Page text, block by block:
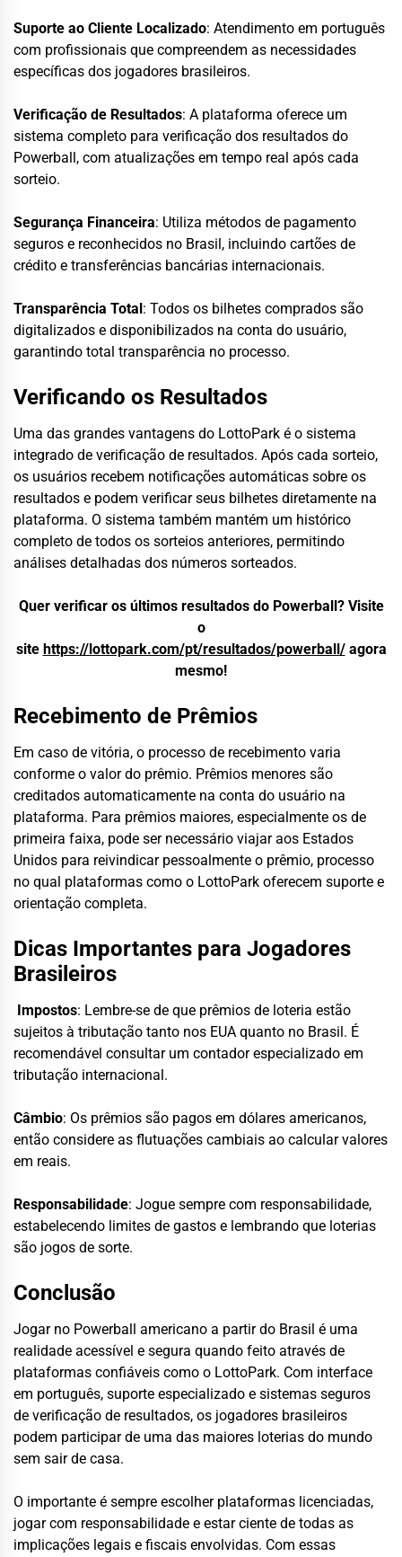
Suporte ao Cliente Localizado: Atendimento em português
com profissionais que compreendem as necessidades
específicas dos jogadores brasileiros.
Verificação de Resultados: A plataforma oferece um
sistema completo para verificação dos resultados do
Powerball, com atualizações em tempo real após cada
sorteio.
Segurança Financeira: Utiliza métodos de pagamento
seguros e reconhecidos no Brasil, incluindo cartões de
crédito e transferências bancárias internacionais.
Transparência Total : Todos os bilhetes comprados são
digitalizados e disponibilizados na conta do usuário,
garantindo total transparência no processo.
Verificando os Resultados
Uma das grandes vantagens do LottoPark é o sistema
integrado de verificação de resultados. Após cada sorteio,
os usuários recebem notificações automáticas sobre os
resultados e podem verificar seus bilhetes diretamente na
plataforma. O sistema também mantém um histórico
completo de todos os sorteios anteriores, permitindo
análises detalhadas dos números sorteados.
Quer verificar os últimos resultados do Powerball? Visite
o
site https://lottopark.com/pt/resultados/powerball/agora
mesmo!
Recebimento de Prêmios
Em caso de vitória, o processo de recebimento varia
conforme o valor do prêmio. Prêmios menores são
creditados automaticamente na conta do usuário na
plataforma. Para prêmios maiores, especialmente os de
primeira faixa, pode ser necessário viajar aos Estados
Unidos para reivindicar pessoalmente o prêmio, processo
no qual plataformas como o LottoPark oferecem suporte e
orientação completa.
Dicas Importantes para Jogadores
Brasileiros
Impostos: Lembre-se de que prêmios de loteria estão
sujeitos à tributação tanto nos EUA quanto no Brasil. É
recomendável consultar um contador especializado em
tributação internacional.
Câmbio: Os prêmios são pagos em dólares americanos,
então considere as flutuações cambiais ao calcular valores
em reais.
Responsabilidade: Jogue sempre com responsabilidade,
estabelecendo limites de gastos e lembrando que loterias
são jogos de sorte.
Conclusão
Jogar no Powerball americano a partir do Brasil é uma
realidade acessível e segura quando feito através de
plataformas confiáveis como o LottoPark. Com interface
em português, suporte especializado e sistemas seguros
de verificação de resultados, os jogadores brasileiros
podem participar de uma das maiores loterias do mundo
sem sair de casa.
O importante é sempre escolher plataformas licenciadas,
jogar com responsabilidade e estar ciente de todas as
implicações legais e fiscais envolvidas. Com essas